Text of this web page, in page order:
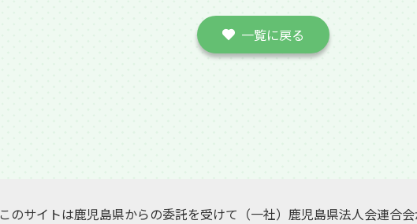
一覧に戻る
このサイトは鹿児島県からの委託を受けて（一社）鹿児島県法人会連合